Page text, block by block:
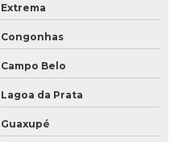
Extrema
Congonhas
Campo Belo
Lagoa da Prata
Guaxupé